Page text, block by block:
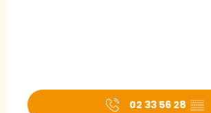
02 33 56 28 ▒▒